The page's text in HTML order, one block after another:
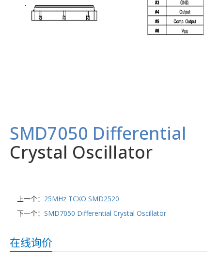
SMD7050 Differential
Crystal Oscillator
上一个： 25MHz TCXO SMD2520
下一个： SMD7050 Differential Crystal Oscillator
在线询价